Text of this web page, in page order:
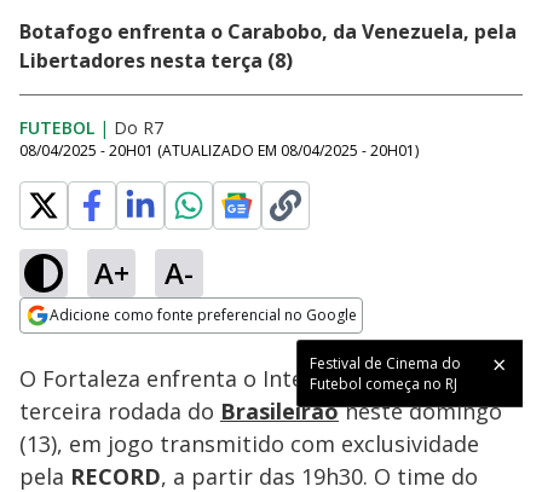
Botafogo enfrenta o Carabobo, da Venezuela, pela
Libertadores nesta terça (8)
FUTEBOL | Do R7
08/04/2025 - 20H01 (ATUALIZADO EM 08/04/2025 - 20H01)
A+ A-
Adicione como fonte preferencial no Google
Festival de Cinema do
Futebol começa no RJ
Ativar
Loaded
22.90%
O Fortaleza enfrenta o Internacional pela
terceira rodada do Brasileirãoneste domingo
(13), em jogo transmitido com exclusividade
pela RECORD, a partir das 19h30. O time do